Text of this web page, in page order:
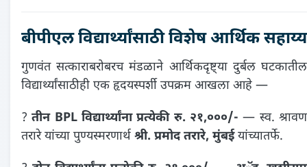
बीपीएल विद्यार्थ्यांसाठी विशेष आर्थिक सहाय्य
गुणवंत सत्काराबरोबरच मंडळाने आर्थिकदृष्ट्या दुर्बल घटकातील
विद्यार्थ्यांसाठीही एक हृदयस्पर्शी उपक्रम आखला आहे —
?तीन BPL विद्यार्थ्यांना प्रत्येकी रु. २१,०००/- — स्व. श्रावण
तरारे यांच्या पुण्यस्मरणार्थ श्री. प्रमोद तरारे, मुंबईयांच्यातर्फे.